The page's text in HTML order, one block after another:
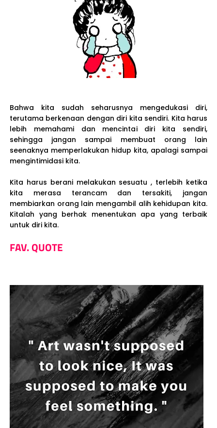
Bahwa kita sudah seharusnya mengedukasi diri,
terutama berkenaan dengan diri kita sendiri. Kita harus
lebih memahami dan mencintai diri kita sendiri,
sehingga jangan sampai membuat orang lain
seenaknya memperlakukan hidup kita, apalagi sampai
mengintimidasi kita.
Kita harus berani melakukan sesuatu , terlebih ketika
kita merasa terancam dan tersakiti, jangan
membiarkan orang lain mengambil alih kehidupan kita.
Kitalah yang berhak menentukan apa yang terbaik
untuk diri kita.
FAV. QUOTE